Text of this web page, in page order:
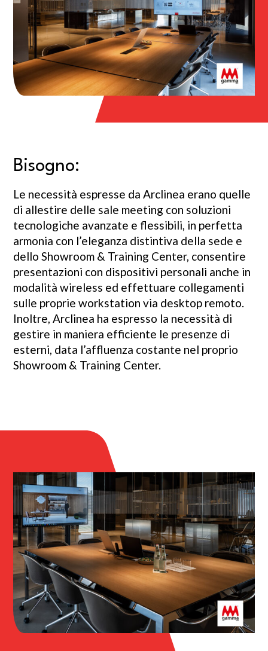
Bisogno:
Le necessità espresse da Arclinea erano quelle
di allestire delle sale meeting con soluzioni
tecnologiche avanzate e flessibili, in perfetta
armonia con l’eleganza distintiva della sede e
dello Showroom & Training Center, consentire
presentazioni con dispositivi personali anche in
modalità wireless ed effettuare collegamenti
sulle proprie workstation via desktop remoto.
Inoltre, Arclinea ha espresso la necessità di
gestire in maniera efficiente le presenze di
esterni, data l’affluenza costante nel proprio
Showroom & Training Center.